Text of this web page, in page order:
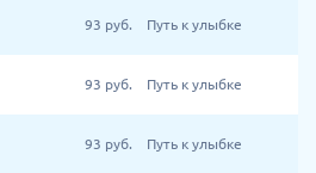
93 руб. Путь к улыбке
93 руб. Путь к улыбке
93 руб. Путь к улыбке